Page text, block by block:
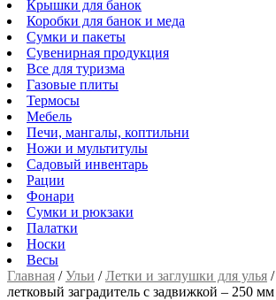
Крышки для банок
Коробки для банок и меда
Сумки и пакеты
Сувенирная продукция
Все для туризма
Газовые плиты
Термосы
Мебель
Печи, мангалы, коптильни
Ножи и мультитулы
Садовый инвентарь
Рации
Фонари
Сумки и рюкзаки
Палатки
Носки
Весы
Главная /Ульи /Летки и заглушки для улья /
летковый заградитель с задвижкой – 250 мм